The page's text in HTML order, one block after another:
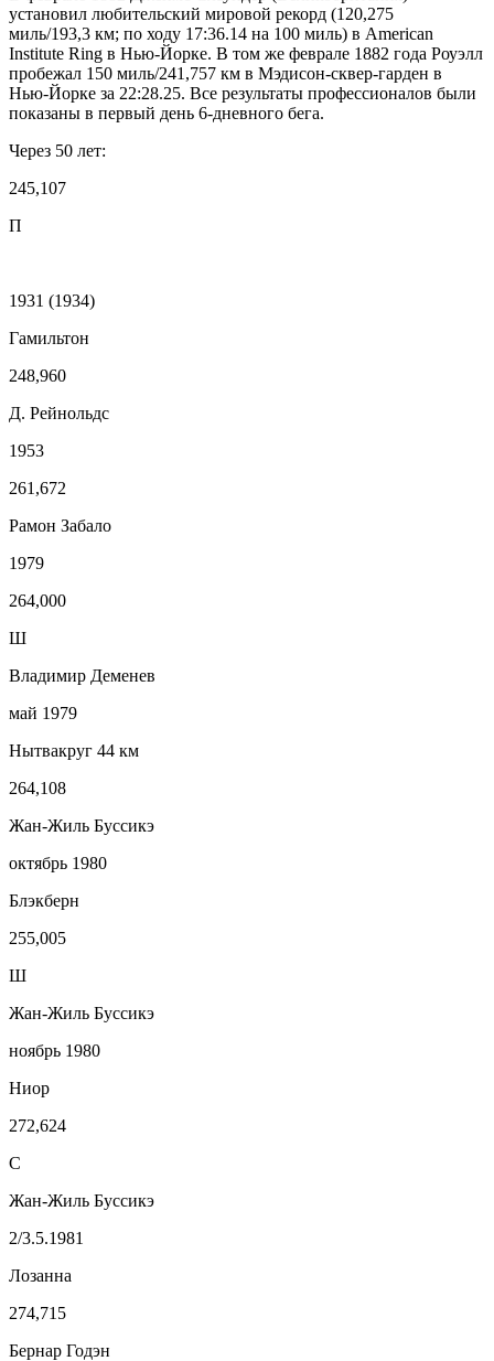
установил любительский мировой рекорд (120,275
миль/193,3 км; по ходу 17:36.14 на 100 миль) в American
Institute Ring в Нью-Йорке. В том же феврале 1882 года Роуэлл
пробежал 150 миль/241,757 км в Мэдисон-сквер-гарден в
Нью-Йорке за 22:28.25. Все результаты профессионалов были
показаны в первый день 6-дневного бега.
Через 50 лет:
245,107
П
1931 (1934)
Гамильтон
248,960
Д. Рейнольдс
1953
261,672
Рамон Забало
1979
264,000
Ш
Владимир Деменев
май 1979
Нытвакруг 44 км
264,108
Жан-Жиль Буссикэ
октябрь 1980
Блэкберн
255,005
Ш
Жан-Жиль Буссикэ
ноябрь 1980
Ниор
272,624
С
Жан-Жиль Буссикэ
2/3.5.1981
Лозанна
274,715
Бернар Годэн